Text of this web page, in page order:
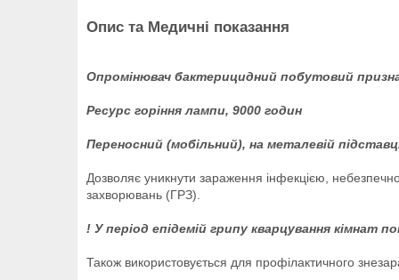
Опис та Медичні показання
Опромінювач бактерицидний побутовий
Ресурс горіння лампи, 9000 годин
Переносний (мобільний), на металевій
Дозволяє уникнути зараження інфекцією,
захворювань (ГРЗ).
! У період епідемій грипу кварцування кімнат
Також використовується для профілактичного